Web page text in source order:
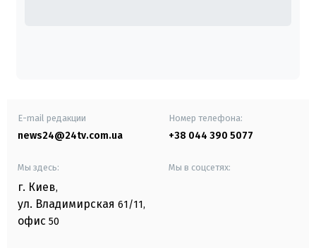
E-mail редакции
news24@24tv.com.ua
Номер телефона:
+38 044 390 5077
Мы здесь:
г. Киев,
ул. Владимирская 61/11,
офис 50
Мы в соцсетях: